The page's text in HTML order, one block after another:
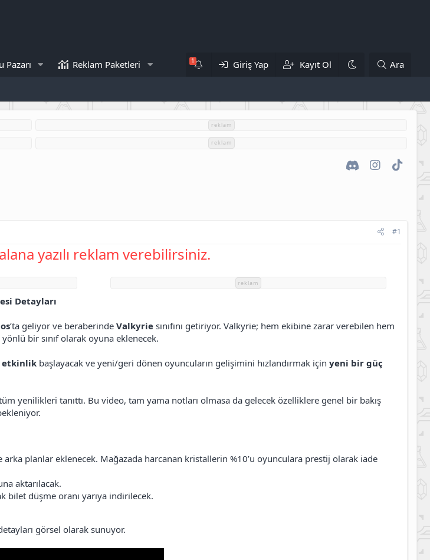
Pazarı Reklam Paketleri Giriş Yap Kayıt Ol Ara
reklam
reklam
DiscordInstagram
TikTok
#1
yazılı reklam verebilirsiniz.
reklam
Detayları
’ta geliyor ve beraberinde Valkyrie sınıfını getiriyor. Valkyrie; hem ekibine zarar verebilen hem
bir sınıf olarak oyuna eklenecek.
etkinlik başlayacak ve yeni/geri dönen oyuncuların gelişimini hızlandırmak için yeni bir güç
yenilikleri tanıttı. Bu video, tam yama notları olmasa da gelecek özelliklere genel bir bakış
planlar eklenecek. Mağazada harcanan kristallerin %10’u oyunculara prestij olarak iade
aktarılacak.
bilet düşme oranı yarıya indirilecek.
görsel olarak sunuyor.